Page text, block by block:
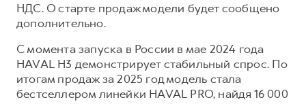
НДС. О старте продаж модели будет сообщено
дополнительно.
С момента запуска в России в мае 2024 года
HAVAL H3 демонстрирует стабильный спрос. По
итогам продаж за 2025 год модель стала
бестселлером линейки HAVAL PRO, найдя 16 000